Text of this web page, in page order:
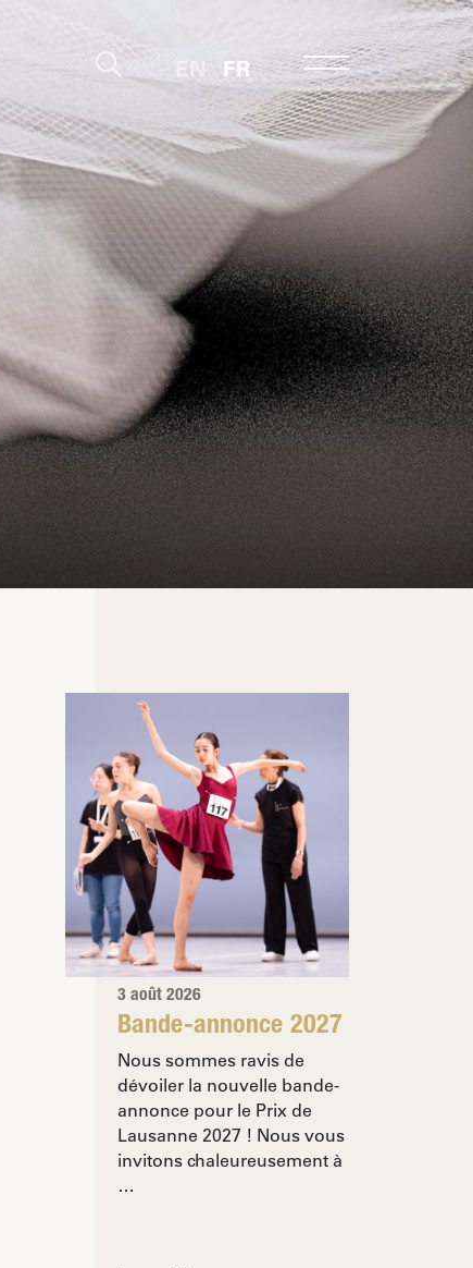
EN FR
3 août 2026
Bande-annonce 2027
Nous sommes ravis de
dévoiler la nouvelle bande-
annonce pour le Prix de
Lausanne 2027 ! Nous vous
invitons chaleureusement à
…